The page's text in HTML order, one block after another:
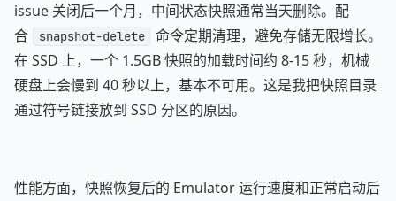
issue 关闭后一个月，中间状态快照通常当天删除。配
合
snapshot-delete
命令定期清理，避免存储无限增长。
在 SSD 上，一个 1.5GB 快照的加载时间约 8-15 秒，机械
硬盘上会慢到 40 秒以上，基本不可用。这是我把快照目录
通过符号链接放到 SSD 分区的原因。
性能方面，快照恢复后的 Emulator 运行速度和正常启动后